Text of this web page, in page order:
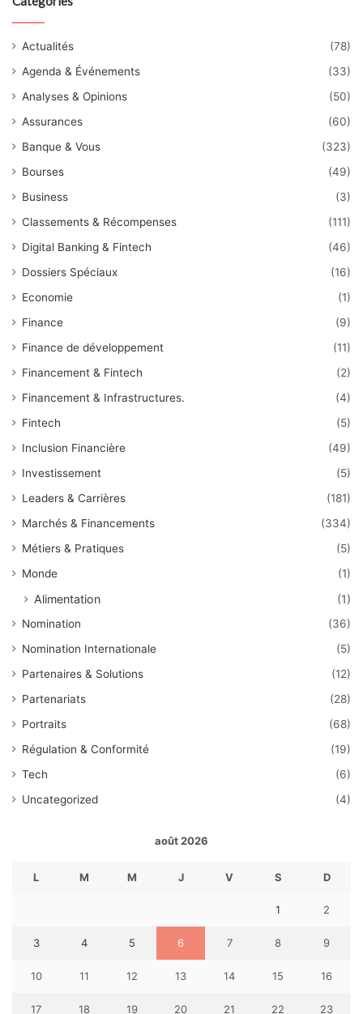
Actualités
(78)
Agenda & Événements
(33)
Analyses & Opinions
(50)
Assurances
(60)
Banque & Vous
(323)
Bourses
(49)
Business
(3)
Classements & Récompenses
(111)
Digital Banking & Fintech
(46)
Dossiers Spéciaux
(16)
Economie
(1)
Finance
(9)
Finance de développement
(11)
Financement & Fintech
(2)
Financement & Infrastructures.
(4)
Fintech
(5)
Inclusion Financière
(49)
Investissement
(5)
Leaders & Carrières
(181)
Marchés & Financements
(334)
Métiers & Pratiques
(5)
Monde
(1)
Alimentation (1)
Nomination
(36)
Nomination Internationale
(5)
Partenaires & Solutions
(12)
Partenariats
(28)
Portraits
(68)
Régulation & Conformité
(19)
Tech
(6)
Uncategorized
(4)
août 2026
L M M J V S D
1 2
3 4 5 6 7 8 9
10 11 12 13 14 15 16
17 18 19 20 21 22 23